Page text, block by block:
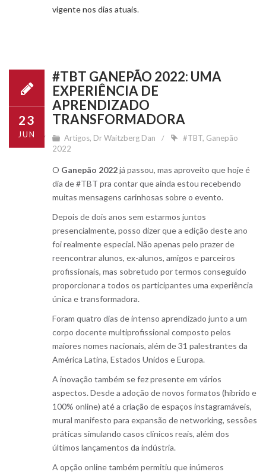
vigente nos dias atuais.
23
JUN
#TBT GANEPÃO 2022: UMA
EXPERIÊNCIA DE
APRENDIZADO
TRANSFORMADORA
Artigos, Dr Waitzberg Dan #TBT, Ganepão
2022
O Ganepão 2022já passou, mas aproveito que hoje é
dia de #TBT pra contar que ainda estou recebendo
muitas mensagens carinhosas sobre o evento.
Depois de dois anos sem estarmos juntos
presencialmente, posso dizer que a edição deste ano
foi realmente especial. Não apenas pelo prazer de
reencontrar alunos, ex-alunos, amigos e parceiros
profissionais, mas sobretudo por termos conseguido
proporcionar a todos os participantes uma experiência
única e transformadora.
Foram quatro dias de intenso aprendizado junto a um
corpo docente multiprofissional composto pelos
maiores nomes nacionais, além de 31 palestrantes da
América Latina, Estados Unidos e Europa.
A inovação também se fez presente em vários
aspectos. Desde a adoção de novos formatos (híbrido e
100% online) até a criação de espaços instagramáveis,
mural manifesto para expansão de networking, sessões
práticas simulando casos clínicos reais, além dos
últimos lançamentos da indústria.
A opção online também permitiu que inúmeros